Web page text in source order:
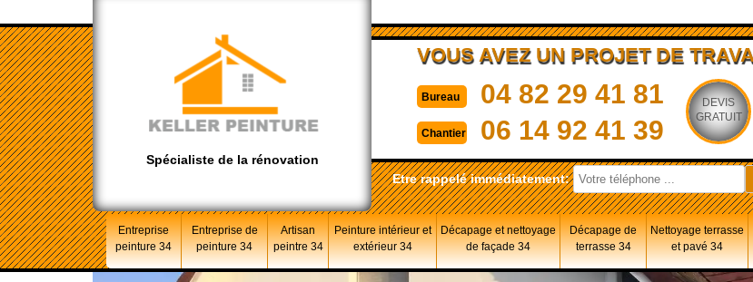
Spécialiste de la rénovation
VOUS AVEZ UN PROJET DE
Bureau 04 82 29 41 81
Chantier 06 14 92 41 39
DEVIS
GRATUIT
Etre rappelé immédiatement:
Entreprise
peinture 34
Entreprise de
peinture 34
Artisan
peintre 34
Peinture intérieur et
extérieur 34
Décapage et nettoyage
de façade 34
Décapage de
terrasse 34
Nettoyage terrasse
et pavé 34